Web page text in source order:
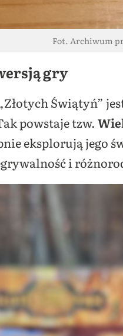
Fot. Archiwum
gry
Świątyń”
powstaje tzw.
eksplorują jego
i